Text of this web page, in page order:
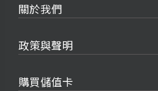
關於我們
政策與聲明
購買儲值卡